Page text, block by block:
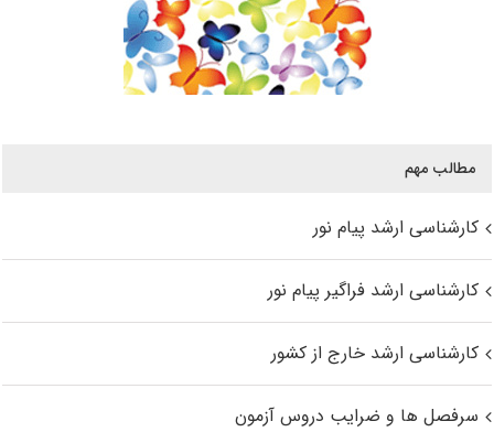
مطالب مهم
کارشناسی ارشد پیام نور
کارشناسی ارشد فراگیر پیام نور
کارشناسی ارشد خارج از کشور
سرفصل ها و ضرایب دروس آزمون